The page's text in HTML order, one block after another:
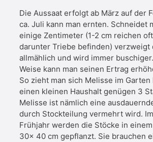
Die Aussaat erfolgt ab März auf der
ca. Juli kann man ernten. Schneidet
einige Zentimeter (1-2 cm reichen
darunter Triebe befinden) verzweigt
allmählich und wird immer
Weise kann man seinen Ertrag
So zieht man sich Melisse im Garten
einen kleinen Haushalt genügen 3
Melisse ist nämlich eine
durch Stockteilung vermehrt wird.
Frühjahr werden die Stöcke in
30x 40 cm gepflanzt. Sie brauchen